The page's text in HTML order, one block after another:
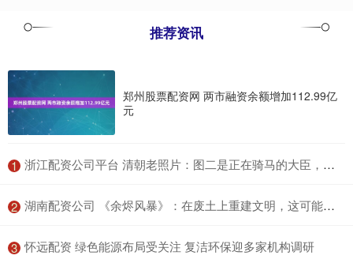
推荐资讯
郑州股票配资网 两市融资余额增加112.99亿
元
1 ​浙江配资公司平台 清朝老照片：图二是正在骑马的大臣，图五是婉容和弟弟合影，实在太有气质了
2 ​湖南配资公司 《余烬风暴》：在废土上重建文明，这可能是2025最硬核的生存策略手游
3 ​怀远配资 绿色能源布局受关注 复洁环保迎多家机构调研